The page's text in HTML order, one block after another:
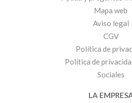
Mapa web
Aviso legal
CGV
Política de
Política de
Sociales
LA